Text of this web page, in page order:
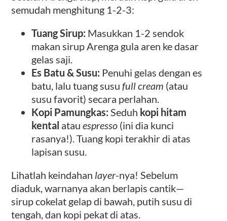
semudah menghitung 1-2-3:
Tuang Sirup: Masukkan 1-2 sendok
makan sirup Arenga gula aren ke dasar
gelas saji.
Es Batu & Susu: Penuhi gelas dengan es
batu, lalu tuang susufull cream (atau
susu favorit) secara perlahan.
Kopi Pamungkas: Seduh kopi hitam
kental atauespresso (ini dia kunci
rasanya!). Tuang kopi terakhir di atas
lapisan susu.
Lihatlah keindahan layer-nya! Sebelum
diaduk, warnanya akan berlapis cantik—
sirup cokelat gelap di bawah, putih susu di
tengah, dan kopi pekat di atas.